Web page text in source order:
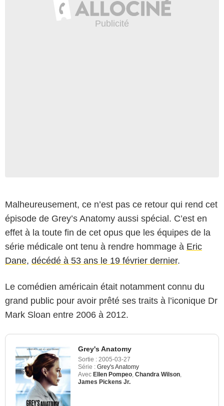
Malheureusement, ce n’est pas ce retour qui rend cet
épisode de Grey’s Anatomy aussi spécial. C’est en
effet à la toute fin de cet opus que les équipes de la
série médicale ont tenu à rendre hommage à Eric
Dane, décédé à 53 ans le 19 février dernier.
Le comédien américain était notamment connu du
grand public pour avoir prêté ses traits à l’iconique Dr
Mark Sloan entre 2006 à 2012.
Grey's Anatomy
Sortie : 2005-03-27
Série : Grey's Anatomy
Avec Ellen Pompeo Chandra Wilson
James Pickens Jr.